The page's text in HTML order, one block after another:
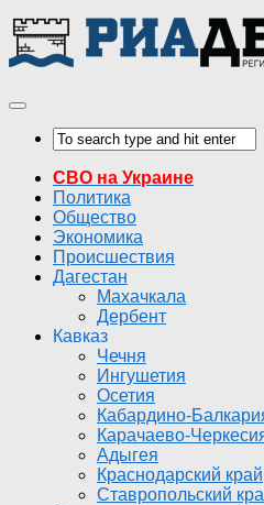
СВО на Украине
Политика
Общество
Экономика
Происшествия
Дагестан
Махачкала
Дербент
Кавказ
Чечня
Ингушетия
Осетия
Кабардино-
Карачаево-
Адыгея
Краснодарский край
Ставропольский